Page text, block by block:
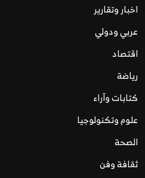
اخبار وتقارير
عربي ودولي
اقتصاد
رياضة
كتابات وآراء
علوم وتكنولوجيا
الصحة
ثقافة وفن